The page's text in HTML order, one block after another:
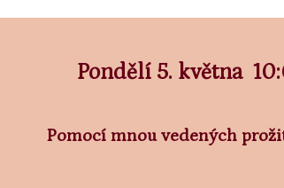
Pondělí 5. května
Pomocí mnou vedených